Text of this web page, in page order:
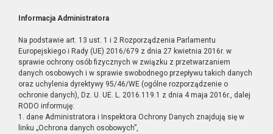
Informacja Administratora
Na podstawie art. 13 ust. 1 i 2 Rozporządzenia Parlamentu
Europejskiego i Rady (UE) 2016/679 z dnia 27 kwietnia 2016r. w
sprawie ochrony osób fizycznych w związku z przetwarzaniem
danych osobowych i w sprawie swobodnego przepływu takich danych
oraz uchylenia dyrektywy 95/46/WE (ogólne rozporządzenie o
ochronie danych), Dz. U. UE. L. 2016.119.1 z dnia 4 maja 2016r., dalej
RODO informuję:
1. dane Administratora i Inspektora Ochrony Danych znajdują się w
linku „Ochrona danych osobowych”,